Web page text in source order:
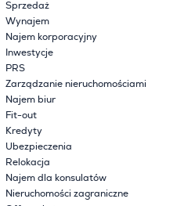
Sprzedaż
Wynajem
Najem korporacyjny
Inwestycje
PRS
Zarządzanie nieruchomościami
Najem biur
Fit-out
Kredyty
Ubezpieczenia
Relokacja
Najem dla konsulatów
Nieruchomości zagraniczne